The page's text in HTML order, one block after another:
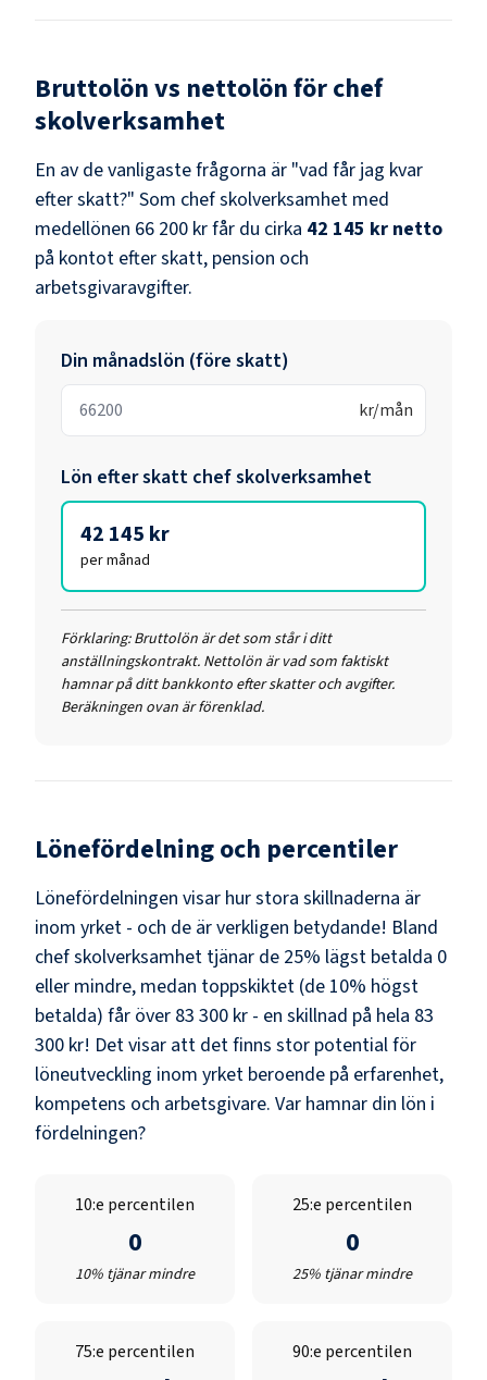
Bruttolön vs nettolön förchef
skolverksamhet
En av de vanligaste frågorna är "vad får jag kvar
efter skatt?" Som chef skolverksamhet med
medellönen 66 200 krfår du cirka 42 145 kr netto
på kontot efter skatt, pension och
arbetsgivaravgifter.
Din månadslön (före skatt)
kr/mån
Lön efter skatt chef skolverksamhet
42 145 kr
per månad
Förklaring: Bruttolön är det som står i ditt
anställningskontrakt. Nettolön är vad som faktiskt
hamnar på ditt bankkonto efter skatter och avgifter.
Beräkningen ovan är förenklad.
Lönefördelning och percentiler
Lönefördelningen visar hur stora skillnaderna är
inom yrket - och de är verkligen betydande! Bland
chef skolverksamhet tjänar de 25% lägst betalda 0
eller mindre, medan toppskiktet (de 10% högst
betalda) får över 83 300 kr - en skillnad på hela 83
300 kr! Det visar att det finns stor potential för
löneutveckling inom yrket beroende på erfarenhet,
kompetens och arbetsgivare. Var hamnar din lön i
fördelningen?
10:e percentilen
0
10% tjänar mindre
25:e percentilen
0
25% tjänar mindre
75:e percentilen 90:e percentilen